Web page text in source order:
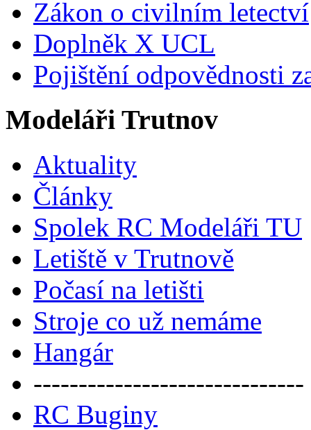
Zákon o civilním letectví
Doplněk X UCL
Pojištění odpovědnosti
Modeláři Trutnov
Aktuality
Články
Spolek RC Modeláři TU
Letiště v Trutnově
Počasí na letišti
Stroje co už nemáme
Hangár
------------------------------
RC Buginy